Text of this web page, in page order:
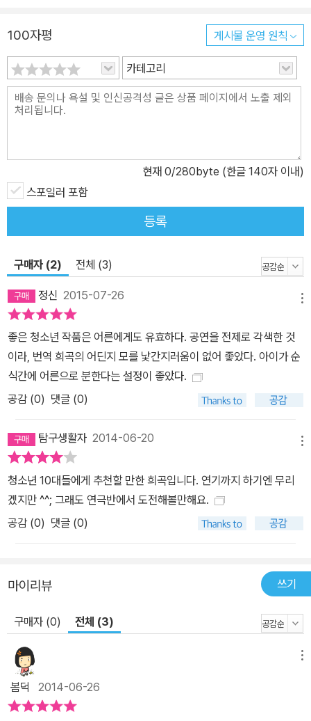
를 보내던 중학생 민재와 상식은 육교 위에서 위험한 장난을 도모하
기 시작한다. 평소 자신들을 괴롭히던 중국집 배달원을 향해 돌멩이
를 던지기로 한 것. 하지만 장난삼아 던진 돌멩이는 마침 육교 밑을 지
나던 자동차의 유리에 맞고, 결국 운전자가 사망하는 사건이 일어난
다. 졸지에 살인자가 된 두 소년은 난생처음 겪는 불안과 갈등 속에서
지만, 그렇다고 무조건 자신의 주장만 내세우기에는 뭔가가 찜찜하
다. 아직 미성숙한 청소년이라고 넘겨 버리기엔 사건이 너무 크고, 그
렇다고 죗값을 묻기엔 그들이 살아갈 날이 너무 많은 것이다. 과연 민
재와 상식을 기다리고 있는 미래는 어떤 모습을 하고 있을까? 희곡
로 배제했다는 것이다. 작가는 독자를 어줍지 않게 가르치려 들지 않
는다. 현실을 그럴 듯하게 포장하거나 과장하지 않고 있는 그대로 묘
사한다. 하지만 갖고 있는 문제의식만큼은 결코 손에서 놓지 않고 끝
까지 밀어붙인다. 촉법소년 문제를 비롯한 청소년 범죄를 대하는 우
리 사회의 다양한 시선을 향해 불편하지만 의미심장한 질문을 던진
다. 당신은 그 시선에서 완전히 자유로울 수 있느냐고. 이것이 바로
『소년이 그랬다』가 던지는 작은 돌멩이이며, 이는 우리의 마음에 커
다란 파문을 일으킨다. 묵직한 주제의식이 부담스럽지 않게 다가오는
한 명의 배우가 소년과 형사, 즉 1인 2역을 맡길 권한다. 소년에서 형
사로, 다시 소년으로 순식간에 변하는 모습은 그것을 바라보는 청소
년 독자(혹은 관객)에게 이상한 감정과 생각을 불러일으킬 것이다. 어
찌 보면 소년과 어른의 차이는 그다지 멀지 않다는 것. 이 작품을 읽는
내내 소년과 어른, 학생과 형사의 차이와 간극의 미미함에 대해 생각
해 보지 않을 수 없을 것이다. 이것이 바로 『소년이 그랬다』라는 희곡
이 그랬다』에는 우리 사회 속 아이들의 모습이 담기기를 바랐다. 그래
서 두 아이가 처한 현실 상황과 아이들의 말하기 방식 등을 최대한 사
실적으로 표현하고 싶었다. 또 ‘촉법소년’을 둘러싼 문제 등을 통해 이
랬다』는 일목요연하게 스토리를 펼쳐 내는 서사로서가 아니라 무대
위에 올린 극적인 충돌의 언어로서 우리에게 이야기하고 있다. 하나
의 돌멩이는 충동과 열정과 패기의 상징으로서, 뒤를 계산하지 않는
100자평 게시물 운영 원칙
카테고리
현재 0/280byte (한글 140자 이내)
스포일러 포함
등록
구매자 (2) 전체 (3)
정신 2015-07-26
좋은 청소년 작품은 어른에게도 유효하다. 공연을 전제로 각색한 것
이라, 번역 희곡의 어딘지 모를 낯간지러움이 없어 좋았다. 아이가 순
식간에 어른으로 분한다는 설정이 좋았다.
공감 (0) 댓글 (0)
탐구생활자 2014-06-20
청소년 10대들에게 추천할 만한 희곡입니다. 연기까지 하기엔 무리
겠지만 ^^; 그래도 연극반에서 도전해볼만해요.
공감 (0) 댓글 (0)
마이리뷰 쓰기
구매자 (0) 전체 (3)
봄덕 2014-06-26